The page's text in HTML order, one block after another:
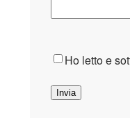
Consenso*
Ho letto e
Invia